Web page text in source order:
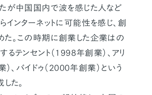
が中国国内で波を感じた人など
インターネットに可能性を感じ、創
。この時期に創業した企業はの
るテンセント（1998年創業）、アリ
、バイドゥ（2000年創業）という
た。